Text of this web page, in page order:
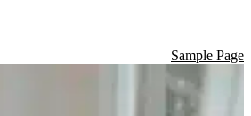
Sample Page